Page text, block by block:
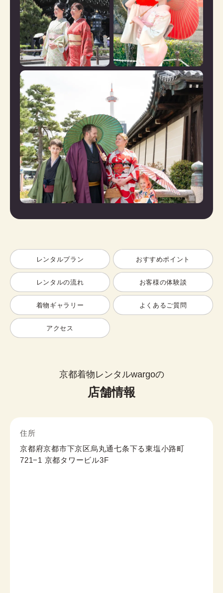
レンタルプラン おすすめポイント
レンタルの流れ お客様の体験談
着物ギャラリー よくあるご質問
アクセス
京都着物レンタルwargoの
店舗情報
住所
京都府京都市下京区烏丸通七条下る東塩小路町
721−1 京都タワービル3F